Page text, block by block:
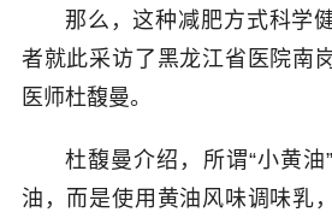
那么，这种减肥方式科学
者就此采访了黑龙江省医院南
医师杜馥曼。
杜馥曼介绍，所谓“小黄
油，而是使用黄油风味调味乳